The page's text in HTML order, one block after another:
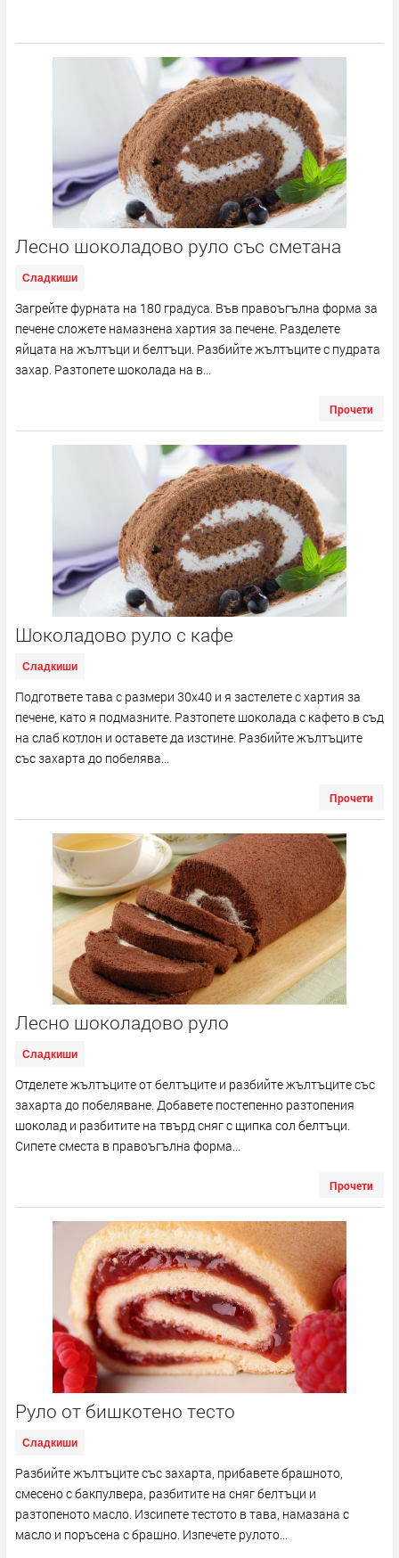
Лесно шоколадово руло със сметана
Сладкиши
Загрейте фурната на 180 градуса. Във правоъгълна форма за
печене сложете намазнена хартия за печене. Разделете
яйцата на жълтъци и белтъци. Разбийте жълтъците с пудрата
захар. Разтопете шоколада на в...
Прочети
Шоколадово руло с кафе
Сладкиши
Подгответе тава с размери 30х40 и я застелете с хартия за
печене, като я подмазните. Разтопете шоколада с кафето в съд
на слаб котлон и оставете да изстине. Разбийте жълтъците
със захарта до побелява...
Прочети
Лесно шоколадово руло
Сладкиши
Отделете жълтъците от белтъците и разбийте жълтъците със
захарта до побеляване. Добавете постепенно разтопения
шоколад и разбитите на твърд сняг с щипка сол белтъци.
Сипете сместа в правоъгълна форма...
Прочети
Руло от бишкотено тесто
Сладкиши
Разбийте жълтъците със захарта, прибавете брашното,
смесено с бакпулвера, разбитите на сняг белтъци и
разтопеното масло. Изсипете тестото в тава, намазана с
масло и поръсена с брашно. Изпечете рулото...